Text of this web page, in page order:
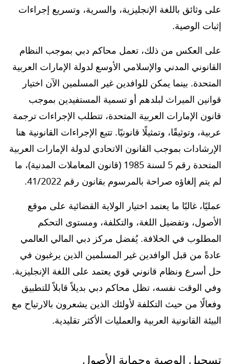
على وثائق باللغة الإنجليزية، والسرية، وتسريع إجراءات
إثبات الوصية.
على العكس من ذلك، تعمل محاكم دبي بموجب النظام
القانوني المدني والإسلامي الأوسع لدولة الإمارات العربية
المتحدة. بينما يمكن للوافدين غير المسلمين الآن اختيار
قوانين الميراث لبلدهم أو تسمية المستفيدين بموجب
قانون الإمارات العربية المتحدة، تتطلب الإجراءات ترجمة
عربية، وتوثيقًا، وتمثيلًا قانونيًا. تتبع الإجراءات القانونية هنا
الإرشادات بموجب القانون الاتحادي لدولة الإمارات العربية
المتحدة رقم 5 لسنة 1985 (قانون المعاملات المدنية)، ما
لم يتم إلغاؤه صراحة بالمرسوم بقانون رقم 41/2022.
عمليًا، غالبًا ما يعتمد اختيار الولاية القضائية على موقع
الأصول، وتفضيل اللغة، والتكلفة، ومستوى التحكم
المطلوب في الخلافة. يُفضل مركز دبي المالي العالمي
عادةً من قبل الوافدين غير المسلمين الذين يرغبون في
حل أسرع ونظام قانوني قوي يعتمد على اللغة الإنجليزية.
وفي الوقت نفسه، تظل محاكم دبي بديلاً قابلاً للتطبيق
وفعالًا من حيث التكلفة لأولئك الذين يشعرون بالارتياح مع
البيئة القانونية العربية والعمليات الأكثر تقليدية.
تسجيل الوصية وحماية الأصول